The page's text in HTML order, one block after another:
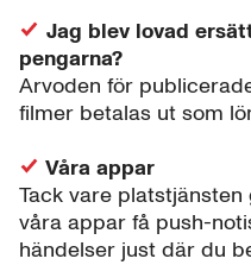
Jag blev lovad
pengarna?
Arvoden för
filmer betalas ut som
Våra appar
Tack vare
våra appar få push-
händelser just där du